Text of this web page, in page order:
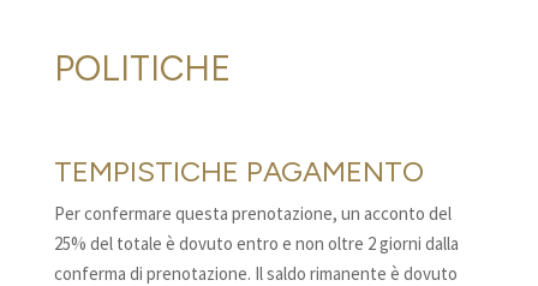
POLITICHE
TEMPISTICHE PAGAMENTO
Per confermare questa prenotazione, un acconto del
25% del totale è dovuto entro e non oltre 2 giorni dalla
conferma di prenotazione. Il saldo rimanente è dovuto